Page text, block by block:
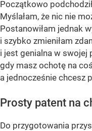
Początkowo
Myślałam, że nic nie
Postanowiłam jednak
i szybko zmieniłam
i jest genialna w swojej
gdy masz ochotę na
a jednocześnie chcesz
Prosty patent na
Do przygotowania